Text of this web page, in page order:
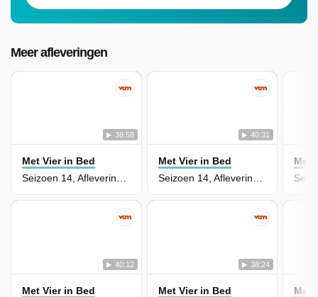
Meer afleveringen
38:58
Met Vier in Bed
Seizoen 14, Aflevering 18 - Boutique Hotel Kasteel Ter Wallen
40:31
Met Vier in Bed
Seizoen 14, Aflevering 17 - Kasteel Ter Leyen
40:12
Met Vier in Bed
38:24
Met Vier in Bed
Met
Met